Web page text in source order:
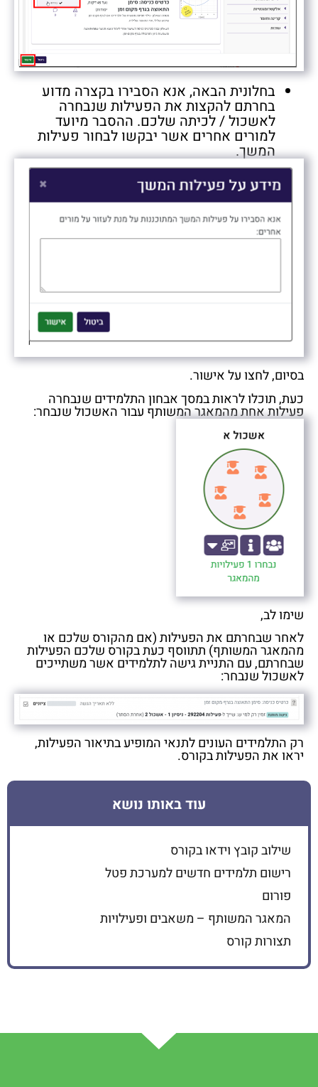
בחלונית הבאה, אנא הסבירו בקצרה מדוע
בחרתם להקצות את הפעילות שנבחרה
לאשכול / לכיתה שלכם. ההסבר מיועד
למורים אחרים אשר יבקשו לבחור פעילות
המשך.
בסיום, לחצו על אישור.
כעת, תוכלו לראות במסך אבחון התלמידים שנבחרה
פעילות אחת מהמאגר המשותף עבור האשכול שנבחר:
שימו לב,
לאחר שבחרתם את הפעילות (אם מהקורס שלכם או
מהמאגר המשותף) תתווסף כעת בקורס שלכם הפעילות
שבחרתם, עם התניית גישה לתלמידים אשר משתייכים
לאשכול שנבחר:
רק התלמידים העונים לתנאי המופיע בתיאור הפעילות,
יראו את הפעילות בקורס.
עוד באותו נושא
שילוב קובץ וידאו בקורס
רישום תלמידים חדשים למערכת פטל
פורום
המאגר המשותף – משאבים ופעילויות
תצורות קורס